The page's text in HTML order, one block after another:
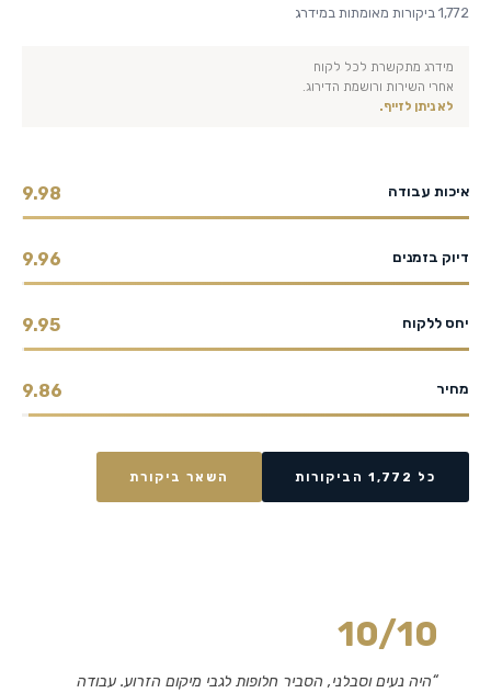
1,772 ביקורות מאומתות במידרג
מידרג מתקשרת לכל לקוח
אחרי השירות ורושמת הדירוג.
לא ניתן לזייף.
איכות עבודה 9.98
דיוק בזמנים 9.96
יחס ללקוח 9.95
מחיר 9.86
כל 1,772 הביקורות השאר ביקורת
10/10
“היה נעים וסבלני, הסביר חלופות לגבי מיקום הזרוע. עבודה